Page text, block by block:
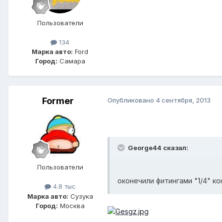
Пользователи
134
Марка авто: Ford
Город: Самара
Former
Пользователи
4.8 тыс
Марка авто: Сузука
Город: Москва
Опубликовано 4 сентября, 2013
George44 сказал:
оконечили фитингами "1/4"